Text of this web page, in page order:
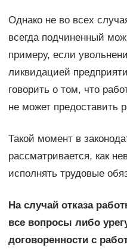
Однако не во всех
всегда подчиненный
примеру, если
ликвидацией
говорить о том, что
не может предоставить
Такой момент в
рассматривается, как
исполнять трудовые
На случай отказа
все вопросы либо
договоренности с